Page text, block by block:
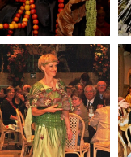
256_l Enghien-Ath –
Et Dieu créa la
Femme